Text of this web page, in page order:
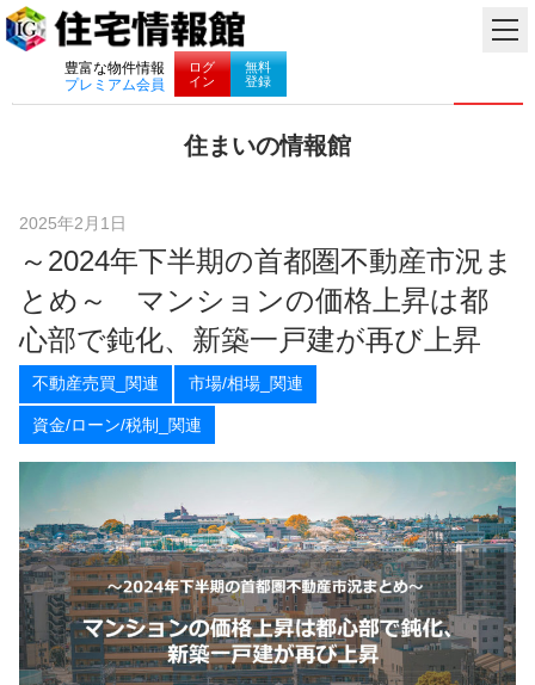
豊富な物件情報
プレミアム会員
ログ
イン
無料
登録
ナビゲーション
住まいの情報館
い
暮
し
に
役
立
情
報
を
届
け
し
ま
す
！
2025年2月1日
～2024年下半期の首都圏不動産市況ま
とめ～ マンションの価格上昇は都
心部で鈍化、新築一戸建が再び上昇
不動産売買_関連 市場/相場_関連
資金/ローン/税制_関連